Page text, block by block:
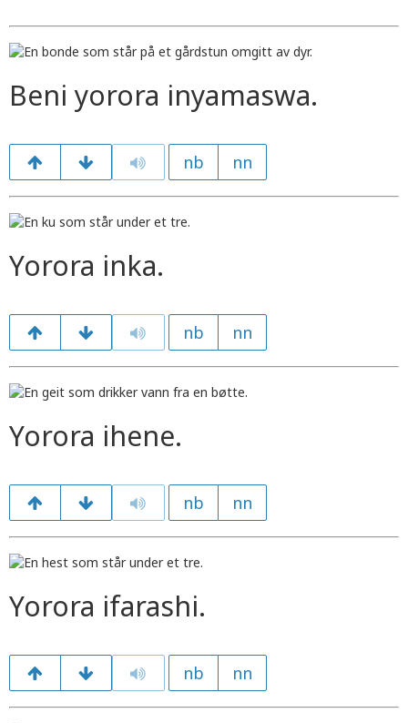
Beni yorora inyamaswa.
nb nn
Yorora inka.
nb nn
Yorora ihene.
nb nn
Yorora ifarashi.
nb nn